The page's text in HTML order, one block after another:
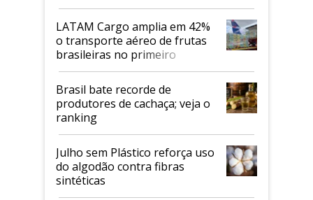
LATAM Cargo amplia em 42%
o transporte aéreo de frutas
brasileiras no primeiro
semestre
Brasil bate recorde de
produtores de cachaça; veja o
ranking
Julho sem Plástico reforça uso
do algodão contra fibras
sintéticas